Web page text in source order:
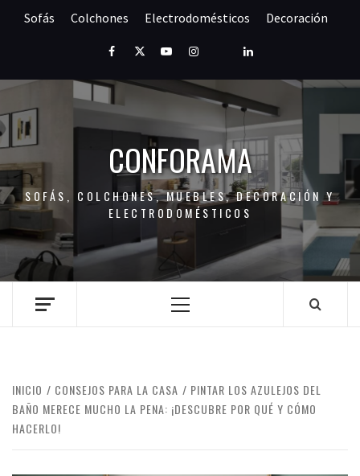
Sofás Colchones Electrodomésticos Decoración
FacebookTwitterYoutubeInstagramPinterestLinkedIn
CONFORAMA
SOFÁS, COLCHONES, MUEBLES, DECORACIÓN Y
ELECTRODOMÉSTICOS
Menú
INICIO CONSEJOS PARA LA CASA
PINTAR LOS AZULEJOS DEL
BAÑO MERECE MUCHO LA PENA: ¡DESCUBRE POR QUÉ Y CÓMO
HACERLO!